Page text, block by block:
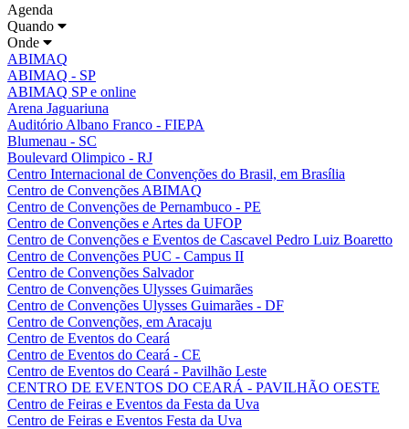
Agenda
Quando
Onde
ABIMAQ
ABIMAQ - SP
ABIMAQ SP e online
Arena Jaguariuna
Auditório Albano Franco - FIEPA
Blumenau - SC
Boulevard Olimpico - RJ
Centro Internacional de Convenções do Brasil, em Brasília
Centro de Convenções ABIMAQ
Centro de Convenções de Pernambuco - PE
Centro de Convenções e Artes da UFOP
Centro de Convenções e Eventos de Cascavel Pedro Luiz Boaretto
Centro de Convenções PUC - Campus II
Centro de Convenções Salvador
Centro de Convenções Ulysses Guimarães
Centro de Convenções Ulysses Guimarães - DF
Centro de Convenções, em Aracaju
Centro de Eventos do Ceará
Centro de Eventos do Ceará - CE
Centro de Eventos do Ceará - Pavilhão Leste
CENTRO DE EVENTOS DO CEARÁ - PAVILHÃO OESTE
Centro de Feiras e Eventos da Festa da Uva
Centro de Feiras e Eventos Festa da Uva